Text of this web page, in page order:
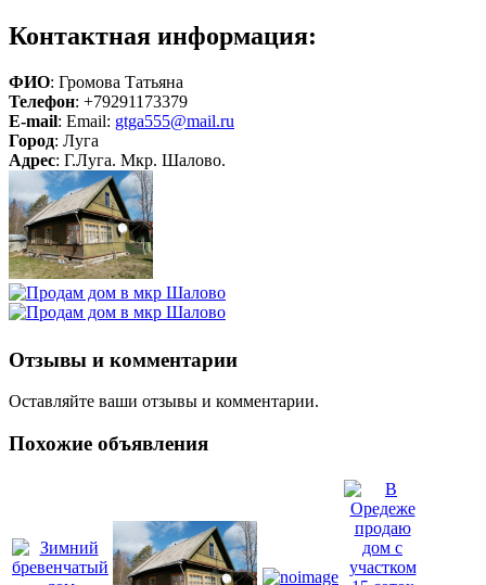
Контактная информация:
ФИО: Громова Татьяна
Телефон: +79291173379
E-mail: Email: gtga555@mail.ru
Город: Луга
Адрес: Г.Луга. Мкр. Шалово.
Отзывы и комментарии
Оставляйте ваши отзывы и комментарии.
Похожие объявления